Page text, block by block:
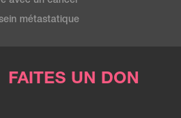
métastatique
FAITES UN DON